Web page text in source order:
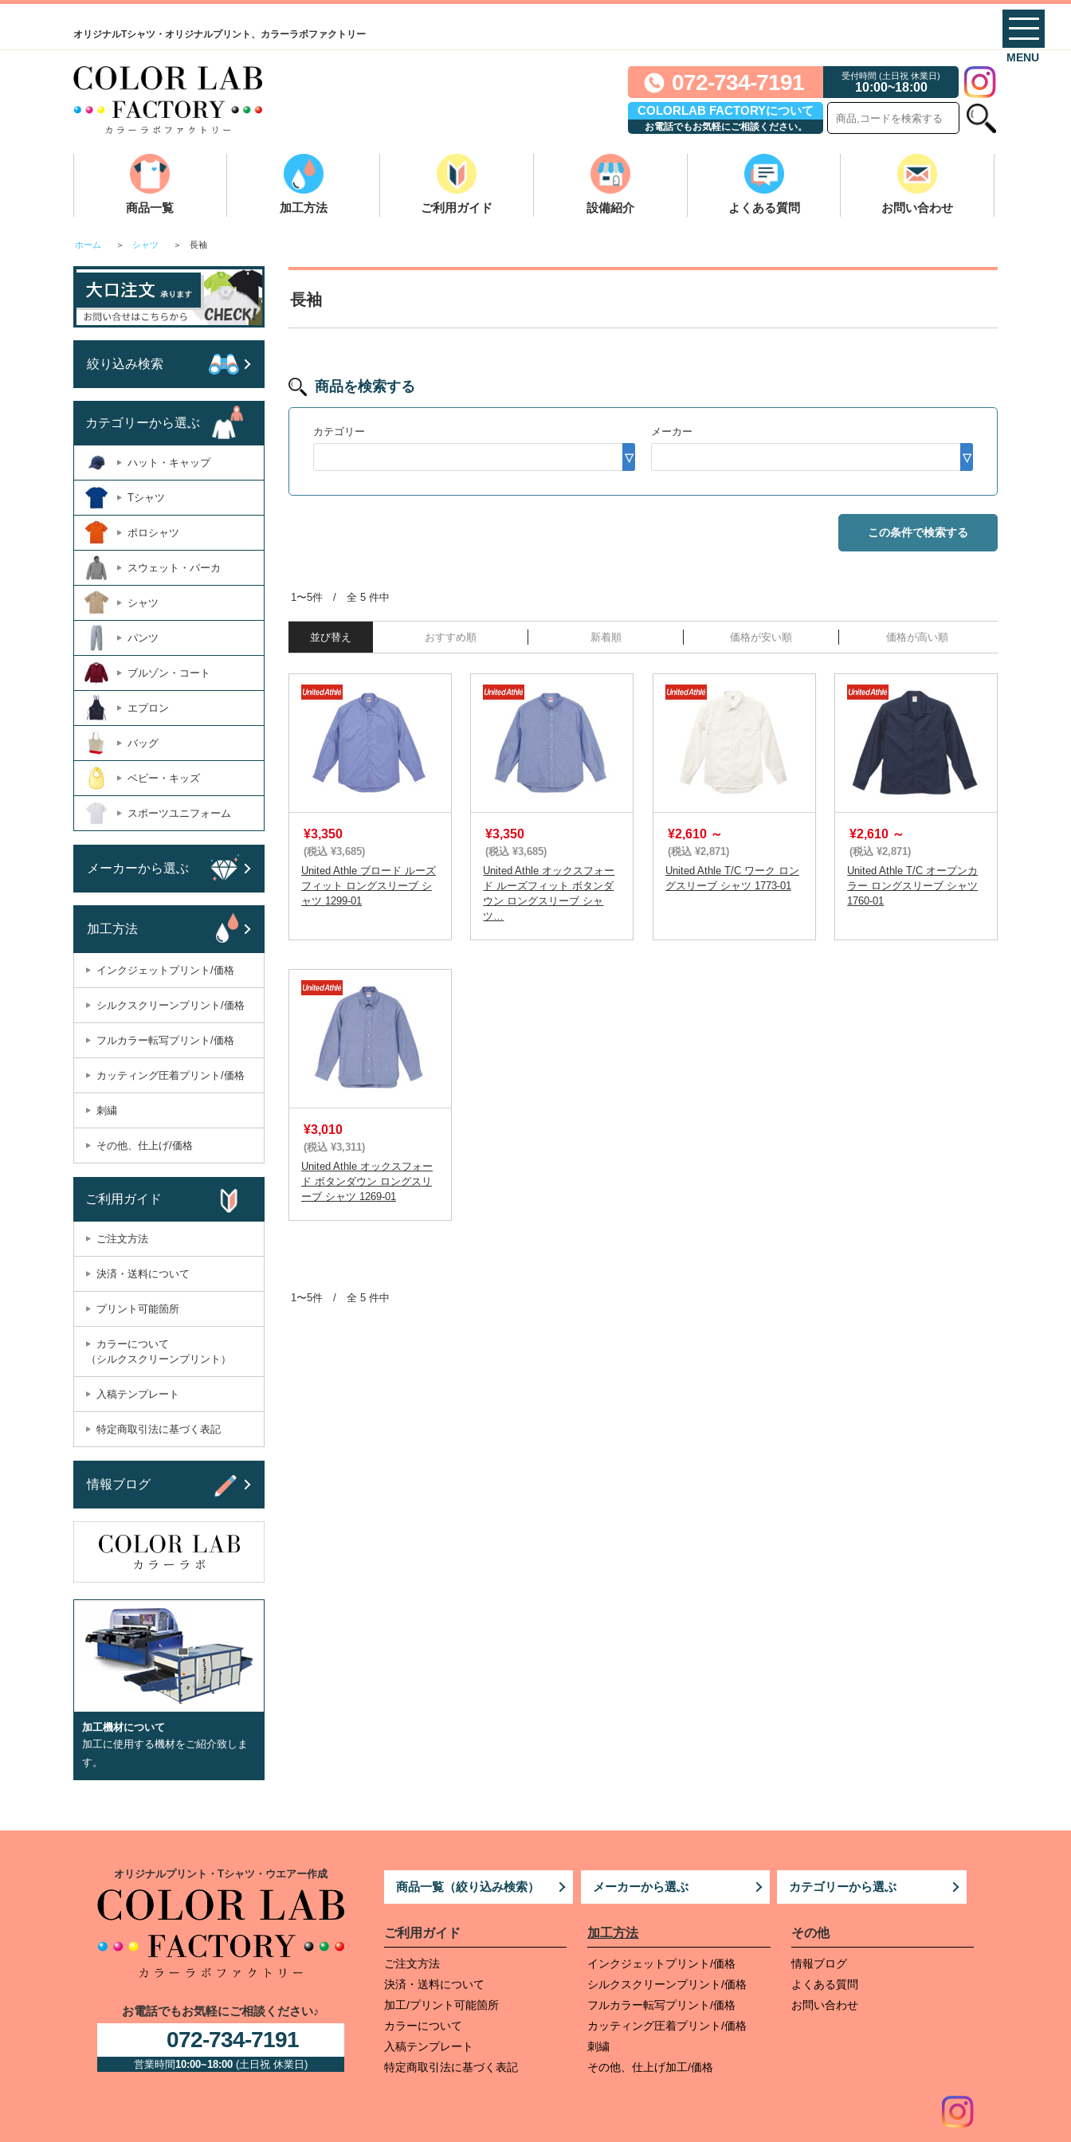
オリジナルTシャツ・オリジナルプリント、カラーラボファクトリー
072-734-7191 受付時間 (土日祝 休業日)
10:00~18:00
COLORLAB FACTORYについて
お電話でもお気軽にご相談ください。
商品一覧 加工方法 ご利用ガイド 設備紹介 よくある質問 お問い合わせ
MENU
ホーム ＞ シャツ ＞ 長袖
長袖
商品を検索する
カテゴリー メーカー
この条件で検索する
1〜5件 / 全 5 件中
並び替え おすすめ順 新着順 価格が安い順 価格が高い順
¥3,350
(税込 ¥3,685)
United Athle ブロード ルーズ
フィット ロングスリーブ シ
ャツ 1299-01
¥3,350
(税込 ¥3,685)
United Athle オックスフォー
ド ルーズフィット ボタンダ
ウン ロングスリーブ シャ
ツ…
¥2,610 ～
(税込 ¥2,871)
United Athle T/C ワーク ロン
グスリーブ シャツ 1773-01
¥2,610 ～
(税込 ¥2,871)
United Athle T/C オープンカ
ラー ロングスリーブ シャツ
1760-01
¥3,010
(税込 ¥3,311)
United Athle オックスフォー
ド ボタンダウン ロングスリ
ーブ シャツ 1269-01
1〜5件 / 全 5 件中
絞り込み検索
カテゴリーから選ぶ
ハット・キャップ
Tシャツ
ポロシャツ
スウェット・パーカ
シャツ
パンツ
ブルゾン・コート
エプロン
バッグ
ベビー・キッズ
スポーツユニフォーム
メーカーから選ぶ
加工方法
インクジェットプリント/価格
シルクスクリーンプリント/価格
フルカラー転写プリント/価格
カッティング圧着プリント/価格
刺繍
その他、仕上げ/価格
ご利用ガイド
ご注文方法
決済・送料について
プリント可能箇所
カラーについて
（シルクスクリーンプリント）
入稿テンプレート
特定商取引法に基づく表記
情報ブログ
加工機材について
加工に使用する機材をご紹介致しま
す。
オリジナルプリント・Tシャツ・ウエアー作成
お電話でもお気軽にご相談ください♪
072-734-7191
営業時間10:00~18:00 (土日祝 休業日)
商品一覧（絞り込み検索） メーカーから選ぶ カテゴリーから選ぶ
ご利用ガイド
ご注文方法
決済・送料について
加工/プリント可能箇所
カラーについて
入稿テンプレート
特定商取引法に基づく表記
加工方法
インクジェットプリント/価格
シルクスクリーンプリント/価格
フルカラー転写プリント/価格
カッティング圧着プリント/価格
刺繍
その他、仕上げ加工/価格
その他
情報ブログ
よくある質問
お問い合わせ